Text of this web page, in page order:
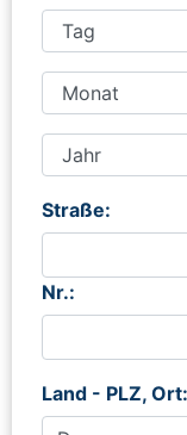
Straße:
Nr.:
Land - PLZ, Ort: